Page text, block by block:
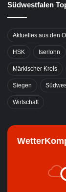
Südwestfalen
Aktuelles aus den
HSK Iserlohn
Märkischer Kreis
Siegen
Wirtschaft